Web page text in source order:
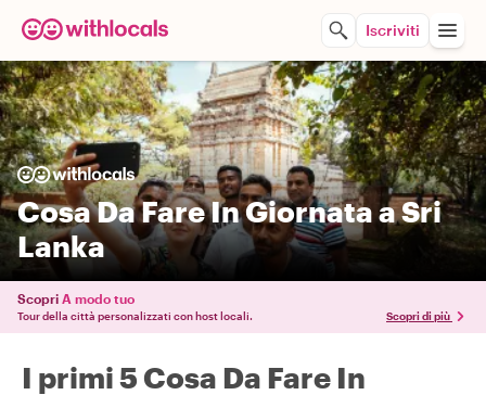
Iscriviti
Cosa Da Fare In Giornata a Sri
Lanka
Scopri A modo tuo
Tour della città personalizzati con host locali. Scopri di più
I primi 5 Cosa Da Fare In